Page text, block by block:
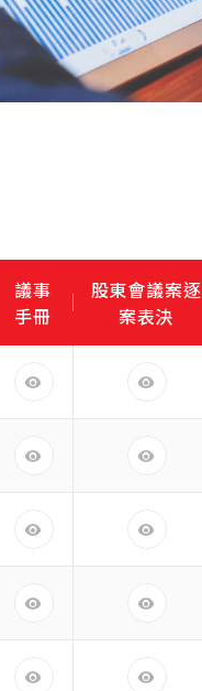
議事
手冊
股東會議案逐
案表決